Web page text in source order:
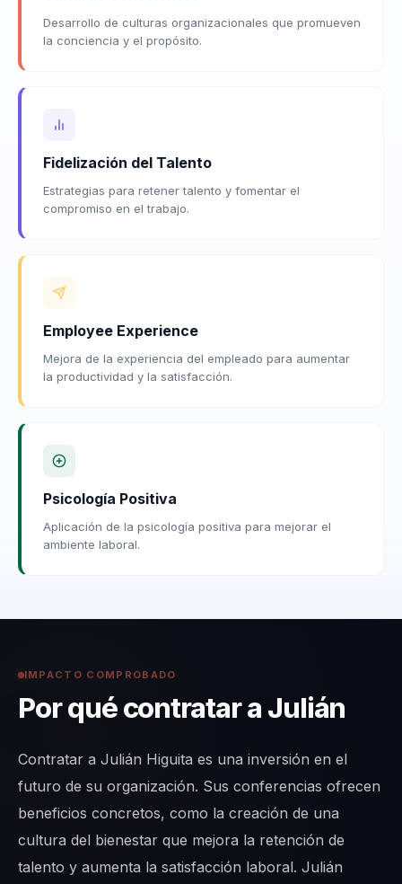
Desarrollo de culturas organizacionales que promueven
la conciencia y el propósito.
Fidelización del Talento
Estrategias para retener talento y fomentar el
compromiso en el trabajo.
Employee Experience
Mejora de la experiencia del empleado para aumentar
la productividad y la satisfacción.
Psicología Positiva
Aplicación de la psicología positiva para mejorar el
ambiente laboral.
IMPACTO COMPROBADO
Por qué contratar a Julián
Contratar a Julián Higuita es una inversión en el
futuro de su organización. Sus conferencias ofrecen
beneficios concretos, como la creación de una
cultura del bienestar que mejora la retención de
talento y aumenta la satisfacción laboral. Julián